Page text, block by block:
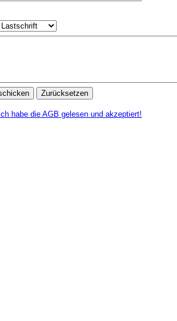
Ich habe die AGB gelesen und akzeptiert!